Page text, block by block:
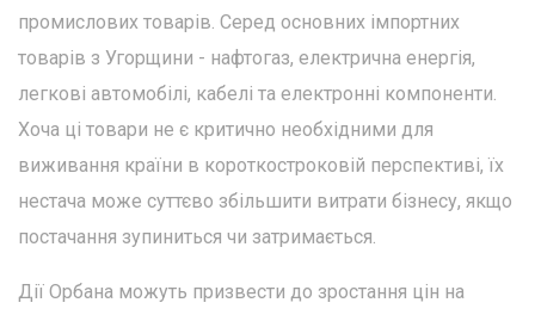
промислових товарів. Серед основних імпортних
товарів з Угорщини - нафтогаз, електрична енергія,
легкові автомобілі, кабелі та електронні компоненти.
Хоча ці товари не є критично необхідними для
виживання країни в короткостроковій перспективі, їх
нестача може суттєво збільшити витрати бізнесу, якщо
постачання зупиниться чи затримається.
Дії Орбана можуть призвести до зростання цін на